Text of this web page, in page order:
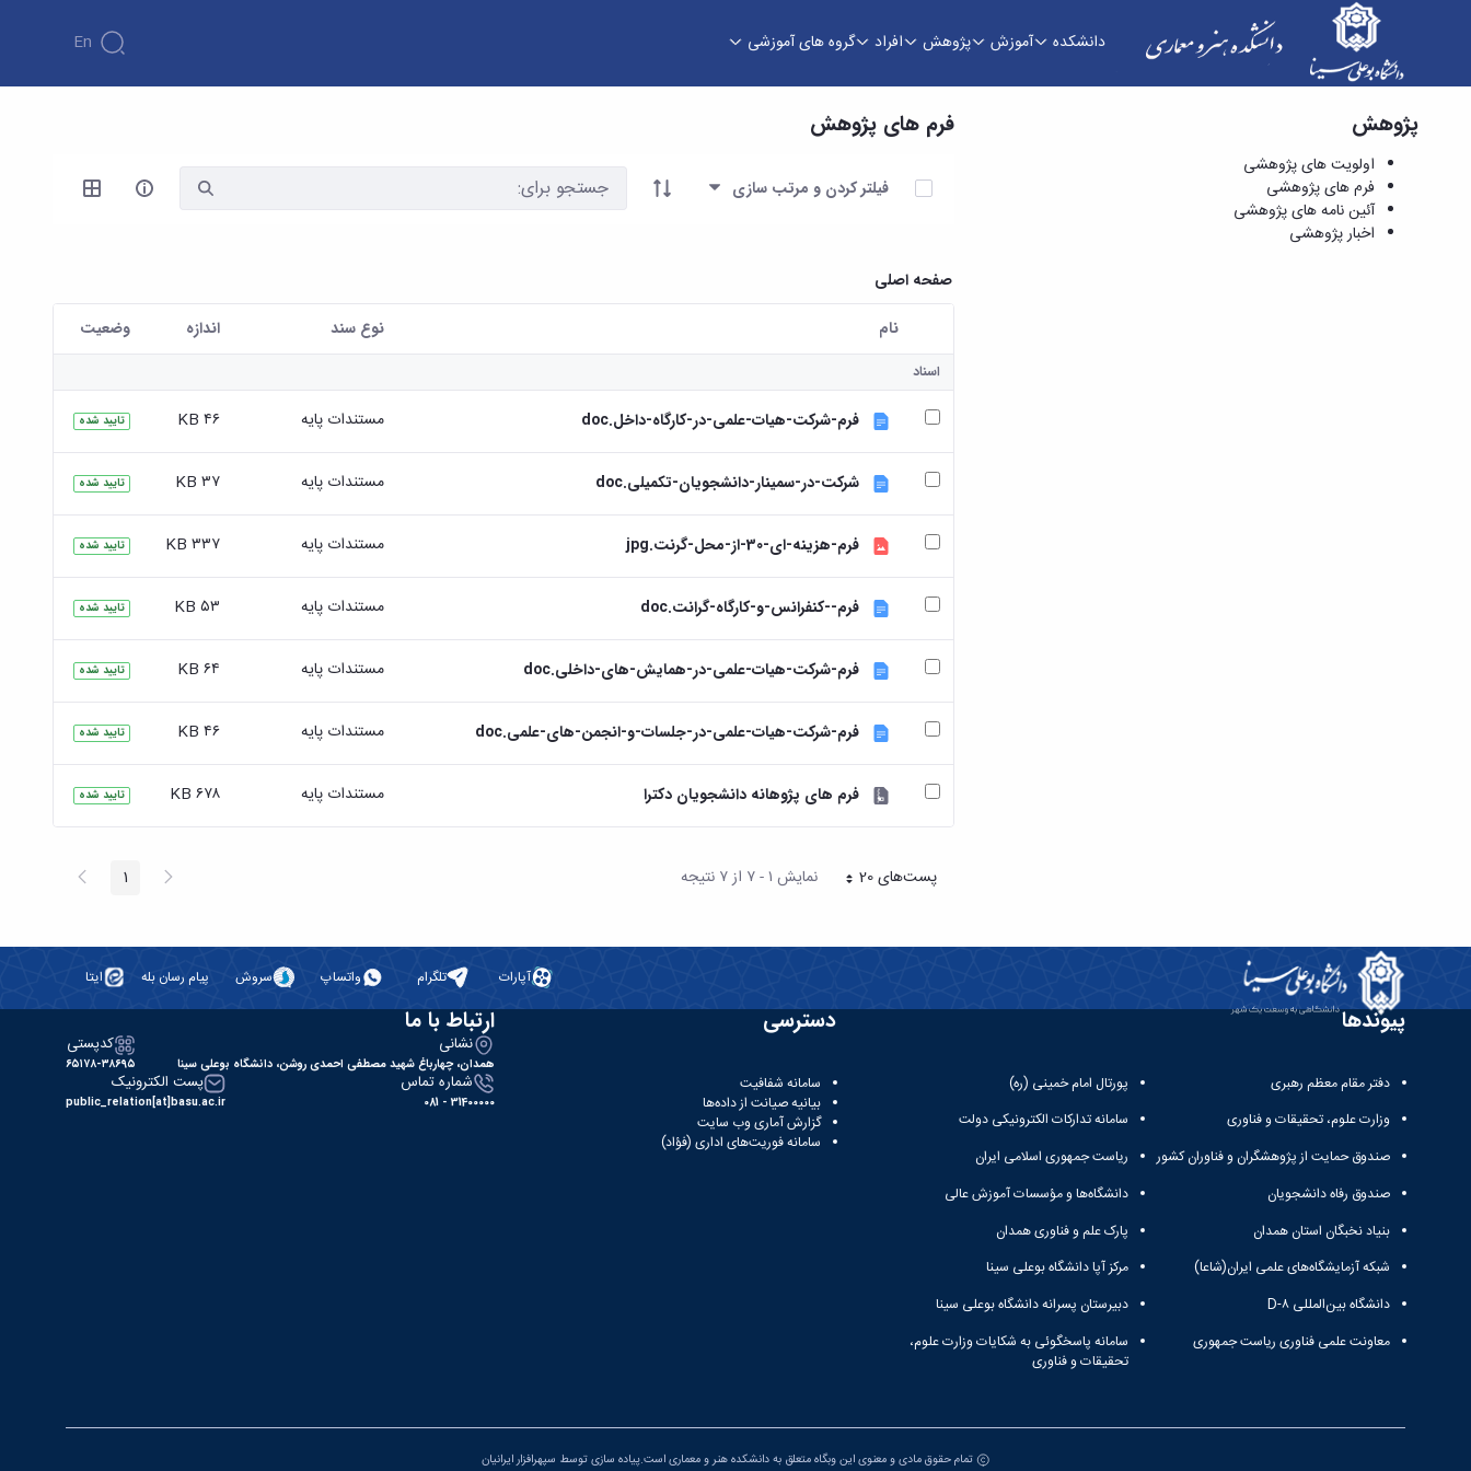
دانشکده آموزش پژوهش افراد گروه های آموزشی En
فرم های پژوهشی - دانشکده هنر و معماری
پژوهش
اولویت های پژوهشی
فرم های پژوهشی
آئین نامه های پژوهشی
اخبار پژوهشی
فرم های پژوهش
آیتم ها را انتخاب کنید
فیلتر کردن و مرتب سازی
صفحه اصلی
کاربر انتخاب شده
نام نوع سند اندازه وضعیت
اسناد
فرم-شرکت-هیات-علمی-در-کارگاه-داخل.doc مستندات پایه ۴۶ KB تایید شده
شرکت-در-سمینار-دانشجویان-تکمیلی.doc مستندات پایه ۳۷ KB تایید شده
فرم-هزینه-ای-30-از-محل-گرنت.jpg مستندات پایه ۳۳۷ KB تایید شده
فرم--کنفرانس-و-کارگاه-گرانت.doc مستندات پایه ۵۳ KB تایید شده
فرم-شرکت-هیات-علمی-در-همایش-های-داخلی.doc مستندات پایه ۶۴ KB تایید شده
فرم-شرکت-هیات-علمی-در-جلسات-و-انجمن-های-علمی.doc مستندات پایه ۴۶ KB تایید شده
فرم های پژوهانه دانشجویان دکترا مستندات پایه ۶۷۸ KB تایید شده
پست‌‌های 20هر صفحه نمایش ۱ - ۷ از ۷ نتیجه پیغام صفحه1 صفحه
آپارات تلگرام واتساپ سروش پیام رسان بله ایتا
پیوندها
دفتر مقام معظم رهبری
وزارت علوم، تحقیقات و فناوری
صندوق حمایت از پژوهشگران و فناوران کشور
صندوق رفاه دانشجویان
بنیاد نخبگان استان همدان
شبکه آزمایشگاه‌های علمی ایران(شاعا)
دانشگاه بین‌المللی D-۸
معاونت علمی فناوری ریاست جمهوری
پورتال امام خمینی (ره)
سامانه تدارکات الکترونیکی دولت
ریاست جمهوری اسلامی ایران
دانشگاه‌ها و مؤسسات آموزش عالی
پارک علم و فناوری همدان
مرکز آپا دانشگاه بوعلی سینا
دبیرستان پسرانه دانشگاه بوعلی سینا
سامانه پاسخگوئی به شکایات وزارت علوم،
تحقیقات و فناوری
دسترسی
سامانه شفافیت
بیانیه صیانت از داده‌ها
گزارش آماری وب‌ سایت
سامانه فوریت‌های اداری (فؤاد)
ارتباط با ما
نشانی
همدان، چهارباغ شهید مصطفی احمدی روشن، دانشگاه بوعلی سینا
کدپستی
۶۵۱۷۸-۳۸۶۹۵
شماره تماس
31400000 - 081
پست الکترونیک
public_relation[at]basu.ac.ir
تمام حقوق مادی و معنوی این وبگاه متعلق به دانشکده هنر و معماری است.پیاده سازی توسط سپهرافزار ایرانیان